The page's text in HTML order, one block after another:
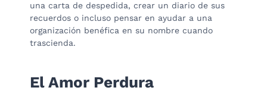
una carta de despedida, crear un diario de sus
recuerdos o incluso pensar en ayudar a una
organización benéfica en su nombre cuando
trascienda.
El Amor Perdura